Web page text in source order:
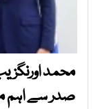
محمد
صدر سے اہم